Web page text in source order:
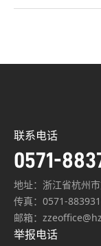
联系电话
0571-
地址：浙江省杭州
传真：0571-
邮箱：
举报电话